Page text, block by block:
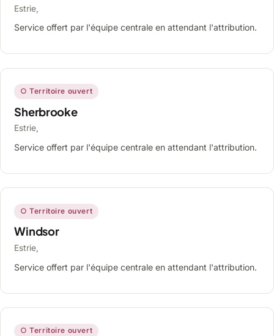
Estrie,
Service offert par l'équipe centrale en attendant l'attribution.
○ Territoire ouvert
Sherbrooke
Estrie,
Service offert par l'équipe centrale en attendant l'attribution.
○ Territoire ouvert
Windsor
Estrie,
Service offert par l'équipe centrale en attendant l'attribution.
○ Territoire ouvert